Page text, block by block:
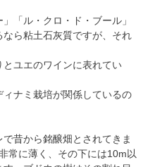
「ル・クロ・ド・ブール」
ら粘土石灰質ですが、それ
ユエのワインに表れてい
ナミ栽培が関係しているの
で昔から銘醸畑とされてきま
常に薄く、その下には10m以